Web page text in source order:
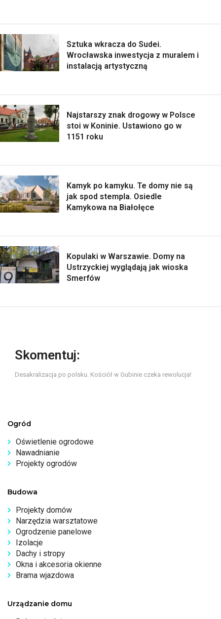
Sztuka wkracza do Sudei.
Wrocławska inwestycja z muralem i
instalacją artystyczną
Najstarszy znak drogowy w Polsce
stoi w Koninie. Ustawiono go w
1151 roku
Kamyk po kamyku. Te domy nie są
jak spod stempla. Osiedle
Kamykowa na Białołęce
Kopulaki w Warszawie. Domy na
Ustrzyckiej wyglądają jak wioska
Smerfów
Skomentuj:
Desakralizacja po polsku. Kościół w Gubinie czeka rewolucja!
Ogród
Oświetlenie ogrodowe
Nawadnianie
Projekty ogrodów
Budowa
Projekty domów
Narzędzia warsztatowe
Ogrodzenie panelowe
Izolacje
Dachy i stropy
Okna i akcesoria okienne
Brama wjazdowa
Urządzanie domu